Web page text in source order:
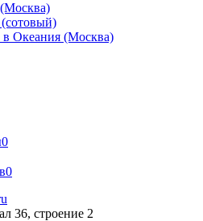
в Океания (Москва)
0
0
36, строение 2